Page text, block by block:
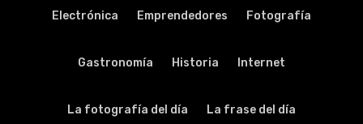
Electrónica Emprendedores Fotografía
Gastronomía Historia Internet
La fotografía del día La frase del día